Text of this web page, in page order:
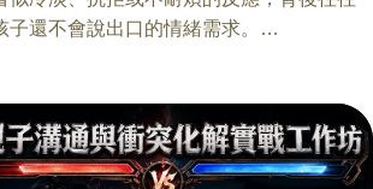
音樂去旅行：透過音樂的鋪陳與語言的陪
對象】
樂療癒、聲音感知有興趣者
子還不會說出口的情緒需求。
他們學會辨識情緒、理解自己、建立界
練習做出更成熟的選擇。